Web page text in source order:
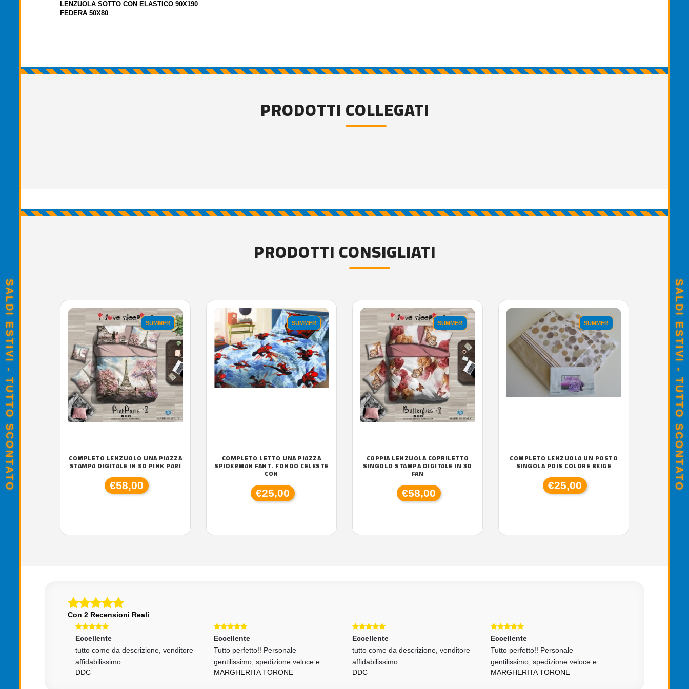
LENZUOLA SOTTO CON ELASTICO 90X190
FEDERA 50X80
PRODOTTI COLLEGATI
PRODOTTI CONSIGLIATI
SUMMER
COMPLETO LENZUOLO UNA PIAZZA
STAMPA DIGITALE IN 3D PINK PARI
€58,00
SUMMER
COMPLETO LETTO UNA PIAZZA
SPIDERMAN FANT. FONDO CELESTE
CON
€25,00
SUMMER
COPPIA LENZUOLA COPRILETTO
SINGOLO STAMPA DIGITALE IN 3D
FAN
€58,00
SUMMER
COMPLETO LENZUOLA UN POSTO
SINGOLA POIS COLORE BEIGE
€25,00
Con 2 Recensioni Reali
Eccellente
tutto come da descrizione, venditore
affidabilissimo
DDC
Eccellente
Tutto perfetto!! Personale
gentilissimo, spedizione veloce e
MARGHERITA TORONE
Eccellente
tutto come da descrizione, venditore
affidabilissimo
DDC
Eccellente
Tutto perfetto!! Personale
gentilissimo, spedizione veloce e
MARGHERITA TORONE
SALDI ESTIVI - TUTTO SCONTATO SALDI ESTIVI - TUTTO SCONTATO